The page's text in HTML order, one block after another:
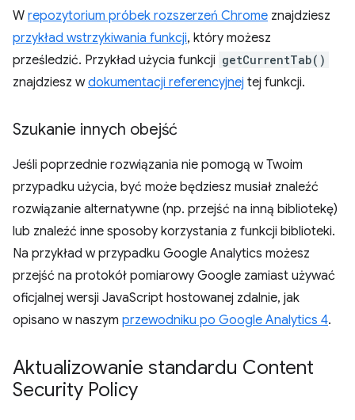
W repozytorium próbek rozszerzeń Chrome znajdziesz
przykład wstrzykiwania funkcji, który możesz
prześledzić. Przykład użycia funkcji getCurrentTab()
znajdziesz wdokumentacji referencyjnej tej funkcji.
Szukanie innych obejść
Jeśli poprzednie rozwiązania nie pomogą w Twoim
przypadku użycia, być może będziesz musiał znaleźć
rozwiązanie alternatywne (np. przejść na inną bibliotekę)
lub znaleźć inne sposoby korzystania z funkcji biblioteki.
Na przykład w przypadku Google Analytics możesz
przejść na protokół pomiarowy Google zamiast używać
oficjalnej wersji JavaScript hostowanej zdalnie, jak
opisano w naszym przewodniku po Google Analytics 4.
Aktualizowanie standardu Content
Security Policy